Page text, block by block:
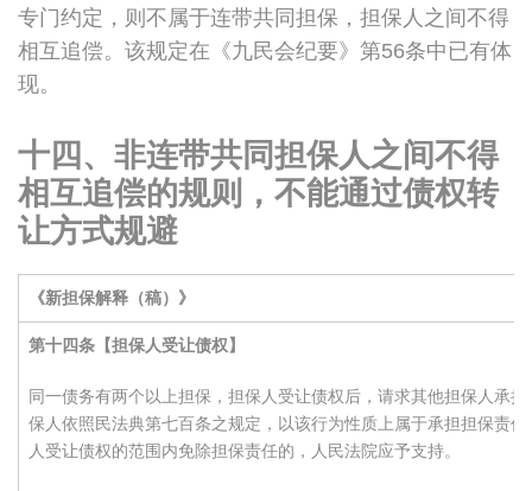
专门约定，则不属于连带共同担保，担保人之间不得
相互追偿。该规定在《九民会纪要》第56条中已有体
现。
十四、非连带共同担保人之间不得
相互追偿的规则，不能通过债权转
让方式规避
《新担保解释（稿）》
第十四条【担保人受让债权】
同一债务有两个以上担保，担保人受让债权后，请求其他担保人承
保人依照民法典第七百条之规定，以该行为性质上属于承担担保责
人受让债权的范围内免除担保责任的，人民法院应予支持。